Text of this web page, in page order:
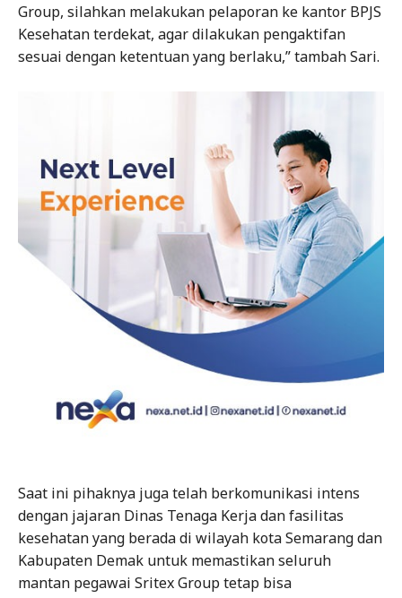
Group, silahkan melakukan pelaporan ke kantor BPJS
Kesehatan terdekat, agar dilakukan pengaktifan
sesuai dengan ketentuan yang berlaku,” tambah Sari.
Saat ini pihaknya juga telah berkomunikasi intens
dengan jajaran Dinas Tenaga Kerja dan fasilitas
kesehatan yang berada di wilayah kota Semarang dan
Kabupaten Demak untuk memastikan seluruh
mantan pegawai Sritex Group tetap bisa